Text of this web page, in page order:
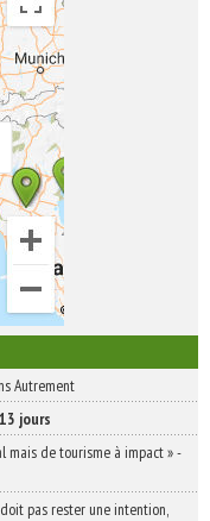
Autrement
jours
mais de tourisme à impact »-
pas rester une intention,